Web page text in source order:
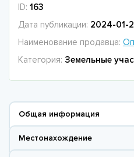
ID: 163
Дата публикации: 2024-01-
Наименование продавца:
Категория: Земельные
Общая информация
Местонахождение